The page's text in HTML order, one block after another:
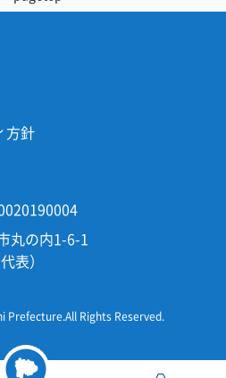
方針
丸の内1-6-1
表）
Prefecture.All Rights Reserved.